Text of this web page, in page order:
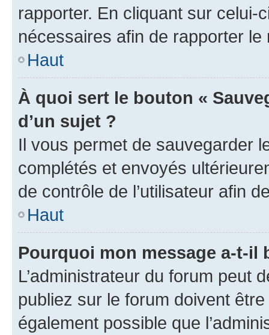
rapporter. En cliquant sur
nécessaires afin de rapporter le
Haut
À quoi sert le bouton «
d’un sujet ?
Il vous permet de sauvegarder
complétés et envoyés
de contrôle de l’utilisateur afin
Haut
Pourquoi mon message a-t-il
L’administrateur du forum peut
publiez sur le forum doivent
également possible que